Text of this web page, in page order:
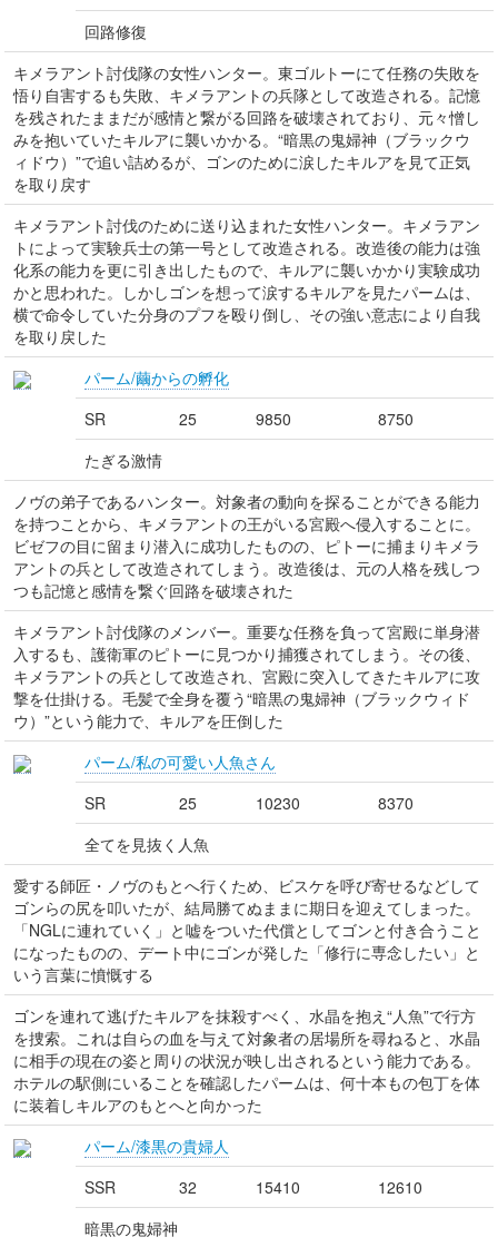
回路修復
キメラアント討伐隊の女性ハンター。東ゴルトーにて任務の失敗を
悟り自害するも失敗、キメラアントの兵隊として改造される。記憶
を残されたままだが感情と繋がる回路を破壊されており、元々憎し
みを抱いていたキルアに襲いかかる。“暗黒の鬼婦神（ブラックウ
ィドウ）”で追い詰めるが、ゴンのために涙したキルアを見て正気
を取り戻す
キメラアント討伐のために送り込まれた女性ハンター。キメラアン
トによって実験兵士の第一号として改造される。改造後の能力は強
化系の能力を更に引き出したもので、キルアに襲いかかり実験成功
かと思われた。しかしゴンを想って涙するキルアを見たパームは、
横で命令していた分身のプフを殴り倒し、その強い意志により自我
を取り戻した
パーム/繭からの孵化
SR
25 9850
8750
たぎる激情
ノヴの弟子であるハンター。対象者の動向を探ることができる能力
を持つことから、キメラアントの王がいる宮殿へ侵入することに。
ビゼフの目に留まり潜入に成功したものの、ピトーに捕まりキメラ
アントの兵として改造されてしまう。改造後は、元の人格を残しつ
つも記憶と感情を繋ぐ回路を破壊された
キメラアント討伐隊のメンバー。重要な任務を負って宮殿に単身潜
入するも、護衛軍のピトーに見つかり捕獲されてしまう。その後、
キメラアントの兵として改造され、宮殿に突入してきたキルアに攻
撃を仕掛ける。毛髪で全身を覆う“暗黒の鬼婦神（ブラックウィド
ウ）”という能力で、キルアを圧倒した
パーム/私の可愛い人魚さん
SR
25 10230
8370
全てを見抜く人魚
愛する師匠・ノヴのもとへ行くため、ビスケを呼び寄せるなどして
ゴンらの尻を叩いたが、結局勝てぬままに期日を迎えてしまった。
「NGLに連れていく」と嘘をついた代償としてゴンと付き合うこと
になったものの、デート中にゴンが発した「修行に専念したい」と
いう言葉に憤慨する
ゴンを連れて逃げたキルアを抹殺すべく、水晶を抱え“人魚”で行方
を捜索。これは自らの血を与えて対象者の居場所を尋ねると、水晶
に相手の現在の姿と周りの状況が映し出されるという能力である。
ホテルの駅側にいることを確認したパームは、何十本もの包丁を体
に装着しキルアのもとへと向かった
パーム/漆黒の貴婦人
SSR
32 15410
12610
暗黒の鬼婦神